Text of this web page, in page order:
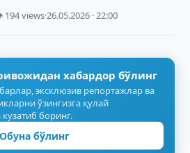
194 views·26.05.2026 · 22:00
хабардор бўлинг
эксклюзив репортажлар ва
ўзингизга қулай
боринг.
Обуна бўлинг